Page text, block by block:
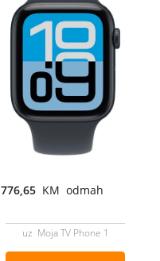
776,65 KM odmah
uz Moja TV Phone 1